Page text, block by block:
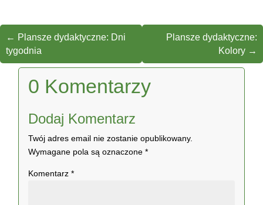
← Plansze dydaktyczne: Dni
tygodnia
Plansze dydaktyczne:
Kolory →
0 Komentarzy
Dodaj Komentarz
Twój adres email nie zostanie opublikowany.
Wymagane pola są oznaczone*
Komentarz*